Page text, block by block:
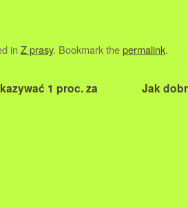
in Z prasy. Bookmark thepermalink.
1 proc. za
Jak